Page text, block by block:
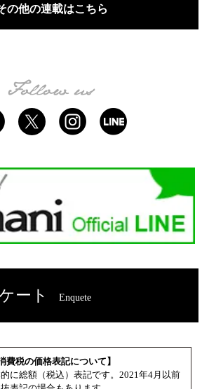
の他の連載はこちら
ート Enquete
消費税の価格表記について】
に総額（税込）表記です。2021年4月以前